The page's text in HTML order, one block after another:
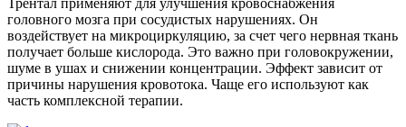
Трентал применяют для улучшения кровоснабжения
головного мозга при сосудистых нарушениях. Он
воздействует на микроциркуляцию, за счет чего нервная ткань
получает больше кислорода. Это важно при головокружении,
шуме в ушах и снижении концентрации. Эффект зависит от
причины нарушения кровотока. Чаще его используют как
часть комплексной терапии.